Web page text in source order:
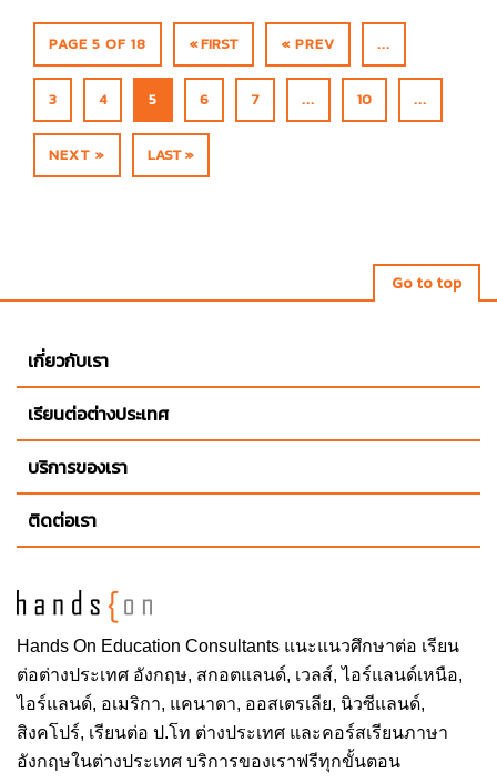
PAGE 5 OF 18 « FIRST « PREV ...
3 4 5 6 7 ... 10 ...
NEXT » LAST »
Go to top
Hands On Education Consultants แนะแนวศึกษาต่อ เรียน
ต่อต่างประเทศ อังกฤษ, สกอตแลนด์, เวลส์, ไอร์แลนด์เหนือ,
ไอร์แลนด์, อเมริกา, แคนาดา, ออสเตรเลีย, นิวซีแลนด์,
สิงคโปร์, เรียนต่อ ป.โท ต่างประเทศ และคอร์สเรียนภาษา
อังกฤษในต่างประเทศ บริการของเราฟรีทุกขั้นตอน
เกี่ยวกับเรา
เรียนต่อต่างประเทศ
บริการของเรา
ติดต่อเรา